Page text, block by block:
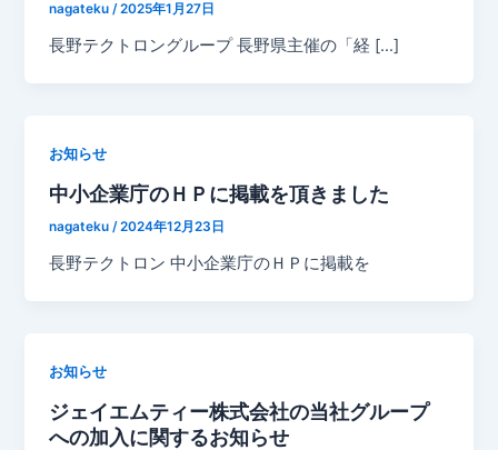
nagateku/2025年1月27日
長野テクトロングループ 長野県主催の「経 […]
お知らせ
中小企業庁のＨＰに掲載を頂きました
nagateku/2024年12月23日
長野テクトロン 中小企業庁のＨＰに掲載を
お知らせ
ジェイエムティー株式会社の当社グループ
への加入に関するお知らせ